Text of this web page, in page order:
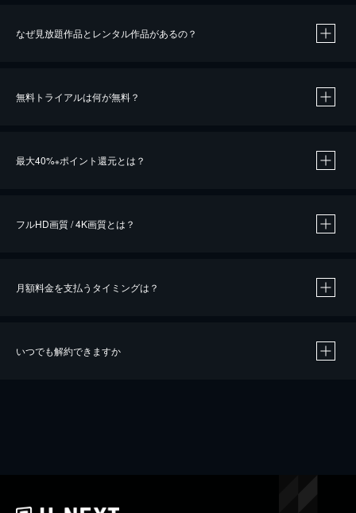
なぜ見放題作品とレンタル作品があるの？
無料トライアルは何が無料？
最大40%※ポイント還元とは？
※40％ポイント還元の対象は、クレジットカード決済による作品の購入 / レンタルです。
iOSアプリのUコイン決済による作品の購入 / レンタルは、20％のポイント還元です。
フルHD画質 / 4K画質とは？
月額料金を支払うタイミングは？
いつでも解約できますか